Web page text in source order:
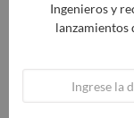
POPULATED
CAMARAS
CALIBRADOR
FORMA DE ONDA
Ingenieros y
lanzamientos